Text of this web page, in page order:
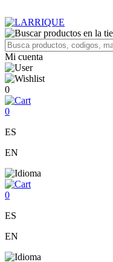
Mi cuenta
0
0
ES
EN
0
ES
EN